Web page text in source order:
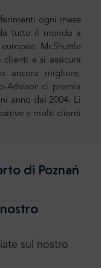
ogni mese
tutto il mondo a
Mr.Shuttle
e si assicura
ancora migliore.
Advisor ci premia
anno dal 2004. Lì
e molti clienti
di Poznań
sul nostro